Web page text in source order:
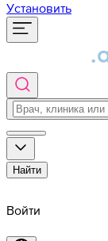
Установить
Найти
Войти